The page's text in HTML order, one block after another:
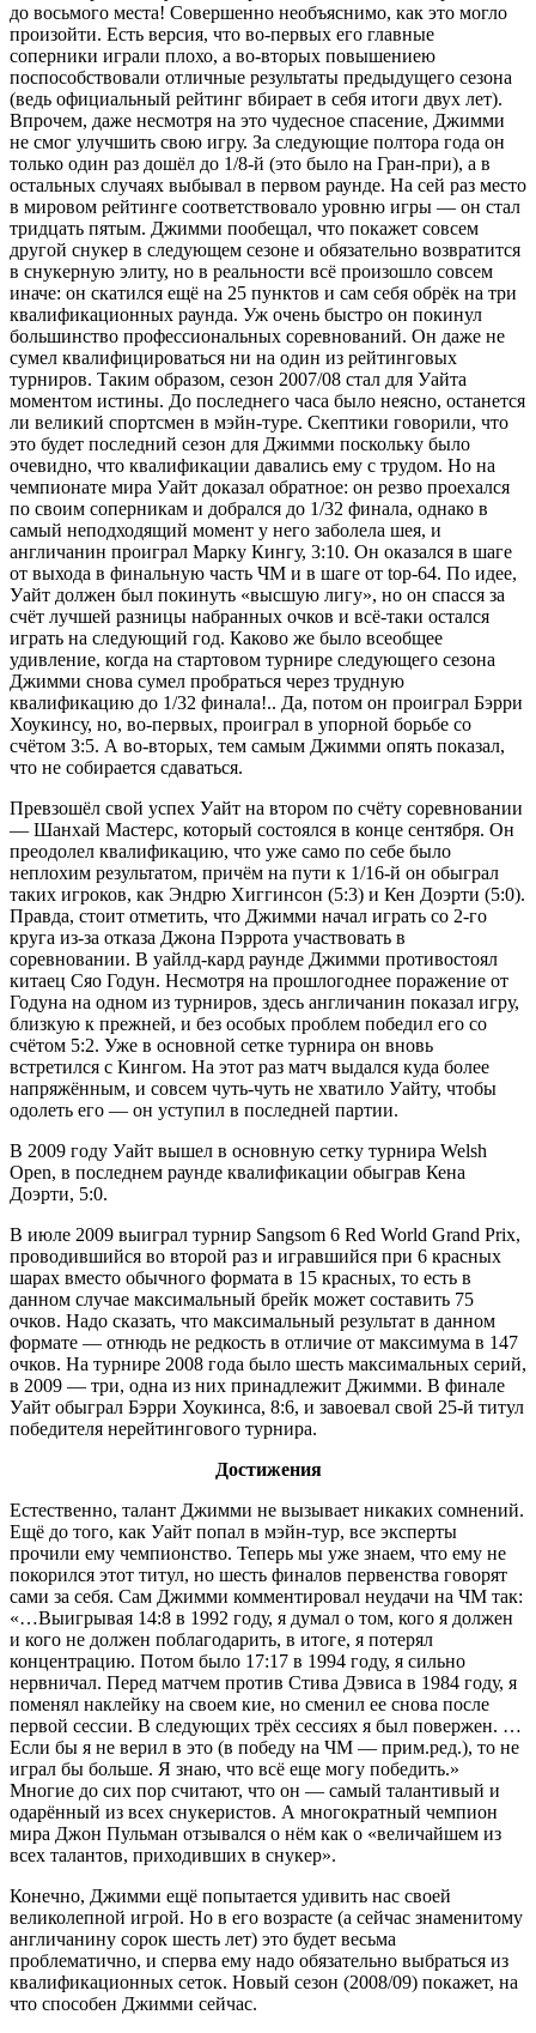
до восьмого места! Совершенно необъяснимо, как это могло
произойти. Есть версия, что во-первых его главные
соперники играли плохо, а во-вторых повышениею
поспособствовали отличные результаты предыдущего сезона
(ведь официальный рейтинг вбирает в себя итоги двух лет).
Впрочем, даже несмотря на это чудесное спасение, Джимми
не смог улучшить свою игру. За следующие полтора года он
только один раз дошёл до 1/8-й (это было на Гран-при), а в
остальных случаях выбывал в первом раунде. На сей раз место
в мировом рейтинге соответствовало уровню игры — он стал
тридцать пятым. Джимми пообещал, что покажет совсем
другой снукер в следующем сезоне и обязательно возвратится
в снукерную элиту, но в реальности всё произошло совсем
иначе: он скатился ещё на 25 пунктов и сам себя обрёк на три
квалификационных раунда. Уж очень быстро он покинул
большинство профессиональных соревнований. Он даже не
сумел квалифицироваться ни на один из рейтинговых
турниров. Таким образом, сезон 2007/08 стал для Уайта
моментом истины. До последнего часа было неясно, останется
ли великий спортсмен в мэйн-туре. Скептики говорили, что
это будет последний сезон для Джимми поскольку было
очевидно, что квалификации давались ему с трудом. Но на
чемпионате мира Уайт доказал обратное: он резво проехался
по своим соперникам и добрался до 1/32 финала, однако в
самый неподходящий момент у него заболела шея, и
англичанин проиграл Марку Кингу, 3:10. Он оказался в шаге
от выхода в финальную часть ЧМ и в шаге от top-64. По идее,
Уайт должен был покинуть «высшую лигу», но он спасся за
счёт лучшей разницы набранных очков и всё-таки остался
играть на следующий год. Каково же было всеобщее
удивление, когда на стартовом турнире следующего сезона
Джимми снова сумел пробраться через трудную
квалификацию до 1/32 финала!.. Да, потом он проиграл Бэрри
Хоукинсу, но, во-первых, проиграл в упорной борьбе со
счётом 3:5. А во-вторых, тем самым Джимми опять показал,
что не собирается сдаваться.
Превзошёл свой успех Уайт на втором по счёту соревновании
— Шанхай Мастерс, который состоялся в конце сентября. Он
преодолел квалификацию, что уже само по себе было
неплохим результатом, причём на пути к 1/16-й он обыграл
таких игроков, как Эндрю Хиггинсон (5:3) и Кен Доэрти (5:0).
Правда, стоит отметить, что Джимми начал играть со 2-го
круга из-за отказа Джона Пэррота участвовать в
соревновании. В уайлд-кард раунде Джимми противостоял
китаец Сяо Годун. Несмотря на прошлогоднее поражение от
Годуна на одном из турниров, здесь англичанин показал игру,
близкую к прежней, и без особых проблем победил его со
счётом 5:2. Уже в основной сетке турнира он вновь
встретился с Кингом. На этот раз матч выдался куда более
напряжённым, и совсем чуть-чуть не хватило Уайту, чтобы
одолеть его — он уступил в последней партии.
В 2009 году Уайт вышел в основную сетку турнира Welsh
Open, в последнем раунде квалификации обыграв Кена
Доэрти, 5:0.
В июле 2009 выиграл турнир Sangsom 6 Red World Grand Prix,
проводившийся во второй раз и игравшийся при 6 красных
шарах вместо обычного формата в 15 красных, то есть в
данном случае максимальный брейк может составить 75
очков. Надо сказать, что максимальный результат в данном
формате — отнюдь не редкость в отличие от максимума в 147
очков. На турнире 2008 года было шесть максимальных серий,
в 2009 — три, одна из них принадлежит Джимми. В финале
Уайт обыграл Бэрри Хоукинса, 8:6, и завоевал свой 25-й титул
победителя нерейтингового турнира.
Достижения
Естественно, талант Джимми не вызывает никаких сомнений.
Ещё до того, как Уайт попал в мэйн-тур, все эксперты
прочили ему чемпионство. Теперь мы уже знаем, что ему не
покорился этот титул, но шесть финалов первенства говорят
сами за себя. Сам Джимми комментировал неудачи на ЧМ так:
«…Выигрывая 14:8 в 1992 году, я думал о том, кого я должен
и кого не должен поблагодарить, в итоге, я потерял
концентрацию. Потом было 17:17 в 1994 году, я сильно
нервничал. Перед матчем против Стива Дэвиса в 1984 году, я
поменял наклейку на своем кие, но сменил ее снова после
первой сессии. В следующих трёх сессиях я был повержен. …
Если бы я не верил в это (в победу на ЧМ — прим.ред.), то не
играл бы больше. Я знаю, что всё еще могу победить.»
Многие до сих пор считают, что он — самый талантивый и
одарённый из всех снукеристов. А многократный чемпион
мира Джон Пульман отзывался о нём как о «величайшем из
всех талантов, приходивших в снукер».
Конечно, Джимми ещё попытается удивить нас своей
великолепной игрой. Но в его возрасте (а сейчас знаменитому
англичанину сорок шесть лет) это будет весьма
проблематично, и сперва ему надо обязательно выбраться из
квалификационных сеток. Новый сезон (2008/09) покажет, на
что способен Джимми сейчас.